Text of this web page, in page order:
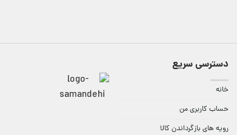
دسترسی سریع
خانه
حساب کاربری من
رویه های بازگرداندن کالا